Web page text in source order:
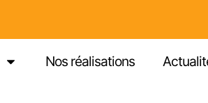
Nos réalisations